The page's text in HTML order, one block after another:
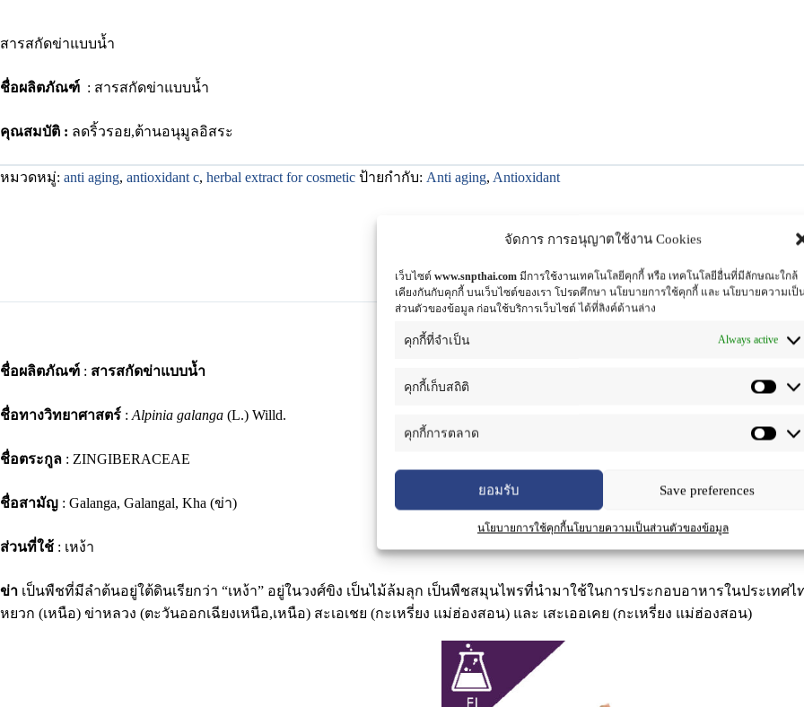
จัดการ การอนุญาตใช้งาน Cookies
เว็บไซต์ www.snpthai.com มีการใช้งานเทคโนโลยีคุกกี้ หรือ เทคโนโลยีอื่นที่มีลักษณะใกล้
เคียงกันกับคุกกี้ บนเว็บไซต์ของเรา โปรดศึกษา นโยบายการใช้คุกกี้ และ นโยบายความเป็
ส่วนตัวของข้อมูล ก่อนใช้บริการเว็บไซต์ ได้ที่ลิงค์ด้านล่าง
คุกกี้ที่จำเป็น Always active
คุกกี้เก็บสถิติ
คุกกี้การตลาด
ยอมรับ Save preferences
นโยบายการใช้คุกกี้นโยบายความเป็นส่วนตัวของข้อมูล
สารสกัดข่าแบบน้ำ
ชื่อผลิตภัณฑ์ : สารสกัดข่าแบบน้ำ
คุณสมบัติ : ลดริ้วรอย,ต้านอนุมูลอิสระ
หมวดหมู่: anti aging, antioxidant c, herbal extract for cosmetic ป้ายกำกับ: Anti aging, Antioxidant
คำอธิบาย
ชื่อผลิตภัณฑ์ : สารสกัดข่าแบบน้ำ
ชื่อทางวิทยาศาสตร์ : Alpinia galanga (L.) Willd.
ชื่อตระกูล : ZINGIBERACEAE
ชื่อสามัญ : Galanga, Galangal, Kha (ข่า)
ส่วนที่ใช้ : เหง้า
ข่า เป็นพืชที่มีลำต้นอยู่ใต้ดินเรียกว่า “เหง้า” อยู่ในวงศ์ขิง เป็นไม้ล้มลุก เป็นพืชสมุนไพรที่นำมาใช้ในการประกอบอาหารในประเ
หยวก (เหนือ) ข่าหลวง (ตะวันออกเฉียงเหนือ,เหนือ) สะเอเชย (กะเหรี่ยง แม่ฮ่องสอน) และ เสะเออเคย (กะเหรี่ยง แม่ฮ่องสอน)